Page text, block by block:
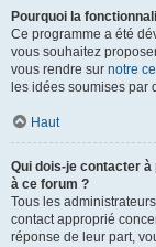
Pourquoi la
Ce programme a été
vous souhaitez
vous rendre sur notre
les idées soumises par
Haut
Qui dois-je contacter à
à ce forum ?
Tous les
contact approprié
réponse de leur part,